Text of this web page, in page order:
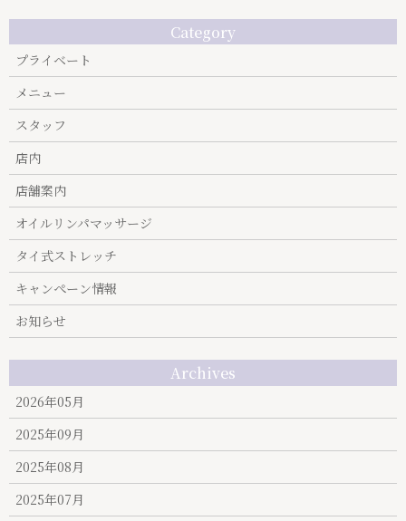
Category
プライベート
メニュー
スタッフ
店内
店舗案内
オイルリンパマッサージ
タイ式ストレッチ
キャンぺーン情報
お知らせ
Archives
2026年05月
2025年09月
2025年08月
2025年07月